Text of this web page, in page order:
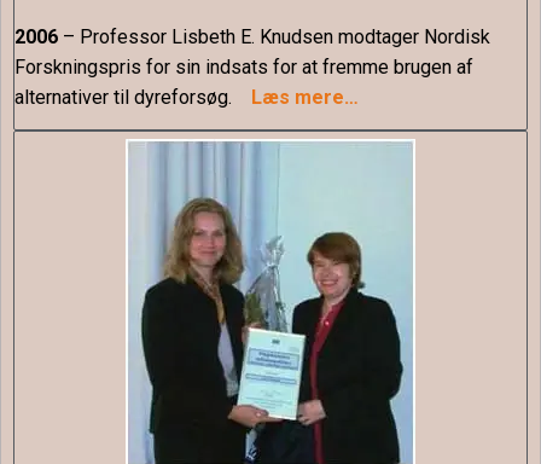
2006 – Professor Lisbeth E. Knudsen modtager Nordisk
Forskningspris for sin indsats for at fremme brugen af
alternativer til dyreforsøg. Læs mere…